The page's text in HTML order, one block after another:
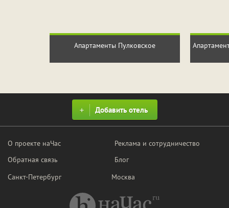
Апартаменты Пулковское
Добавить отель
О проекте наЧас
Обратная связь
Реклама и сотрудничество
Блог
Санкт-Петербург
Москва